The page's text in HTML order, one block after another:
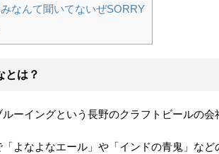
なんて聞いてないぜSORRY
とは？
ーイングという長野のクラフトビールの会
「よなよなエール」や「インドの青鬼」な